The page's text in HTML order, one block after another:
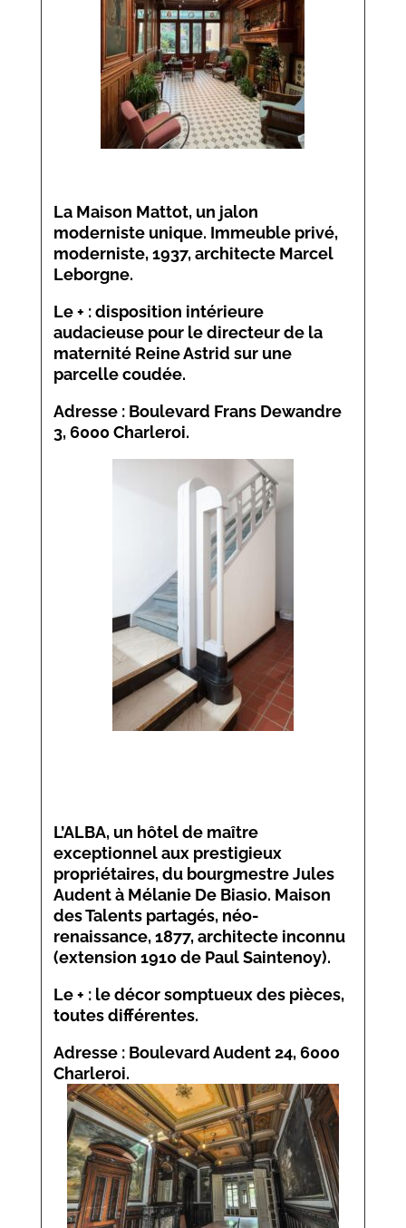
La Maison Mattot, un jalon
moderniste unique. Immeuble privé,
moderniste, 1937, architecte Marcel
Leborgne.
Le + : disposition intérieure
audacieuse pour le directeur de la
maternité Reine Astrid sur une
parcelle coudée.
Adresse : Boulevard Frans Dewandre
3, 6000 Charleroi.
L’ALBA, un hôtel de maître
exceptionnel aux prestigieux
propriétaires, du bourgmestre Jules
Audent à Mélanie De Biasio. Maison
des Talents partagés, néo-
renaissance, 1877, architecte inconnu
(extension 1910 de Paul Saintenoy).
Le + : le décor somptueux des pièces,
toutes différentes.
Adresse : Boulevard Audent 24, 6000
Charleroi.